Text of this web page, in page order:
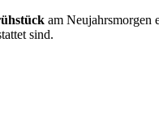
am Neujahrsmorgen
sind.